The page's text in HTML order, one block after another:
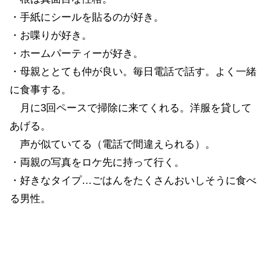
・手紙にシールを貼るのが好き。
・お喋りが好き。
・ホームパーティーが好き。
・母親ととても仲が良い。毎日電話で話す。よく一緒
に食事する。
月に3回ペースで掃除に来てくれる。洋服を貸して
あげる。
声が似ていてる（電話で間違えられる）。
・両親の写真をロケ先に持って行く。
・好きなタイプ…ごはんをたくさんおいしそうに食べ
る男性。